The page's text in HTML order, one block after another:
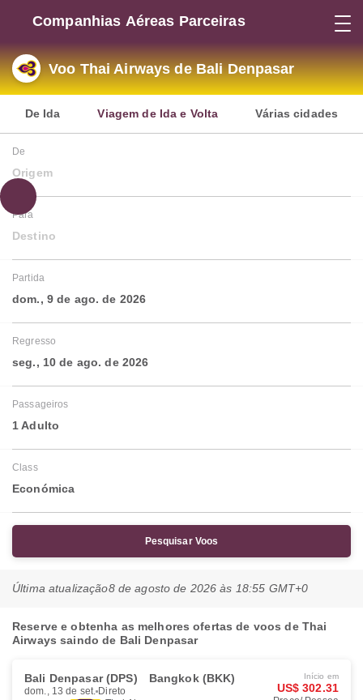
Companhias Aéreas Parceiras
Voo Thai Airways de Bali Denpasar
De Ida Viagem de Ida e Volta Várias cidades
De
Origem
Para
Destino
Partida
dom., 9 de ago. de 2026
Regresso
seg., 10 de ago. de 2026
Passageiros
1 Adulto
Class
Económica
Pesquisar Voos
Última atualização8 de agosto de 2026 às 18:55 GMT+0
Reserve e obtenha as melhores ofertas de voos de Thai
Airways saindo de Bali Denpasar
Bali Denpasar (DPS) Bangkok (BKK)
dom., 13 de set. Direto
Início em
US$ 302.31